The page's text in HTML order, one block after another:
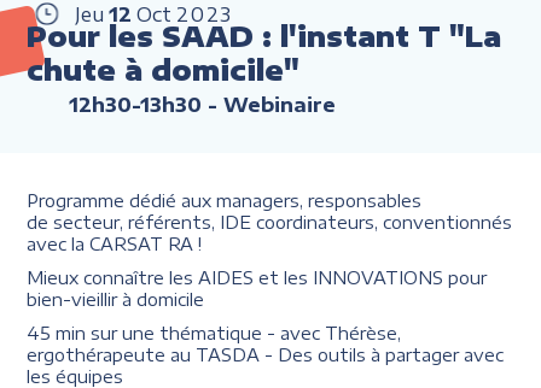
Jeu 12 Oct 2023
Pour les SAAD : l'instant T "La
chute à domicile"
12h30-13h30 - Webinaire
Programme dédié aux managers, responsables
de secteur, référents, IDE coordinateurs, conventionnés
avec la CARSAT RA !
Mieux connaître les AIDES et les INNOVATIONS pour
bien-vieillir à domicile
45 min sur une thématique - avec Thérèse,
ergothérapeute au TASDA - Des outils à partager avec
les équipes